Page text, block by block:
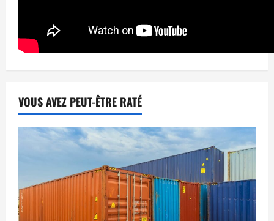
VOUS AVEZ PEUT-ÊTRE RATÉ